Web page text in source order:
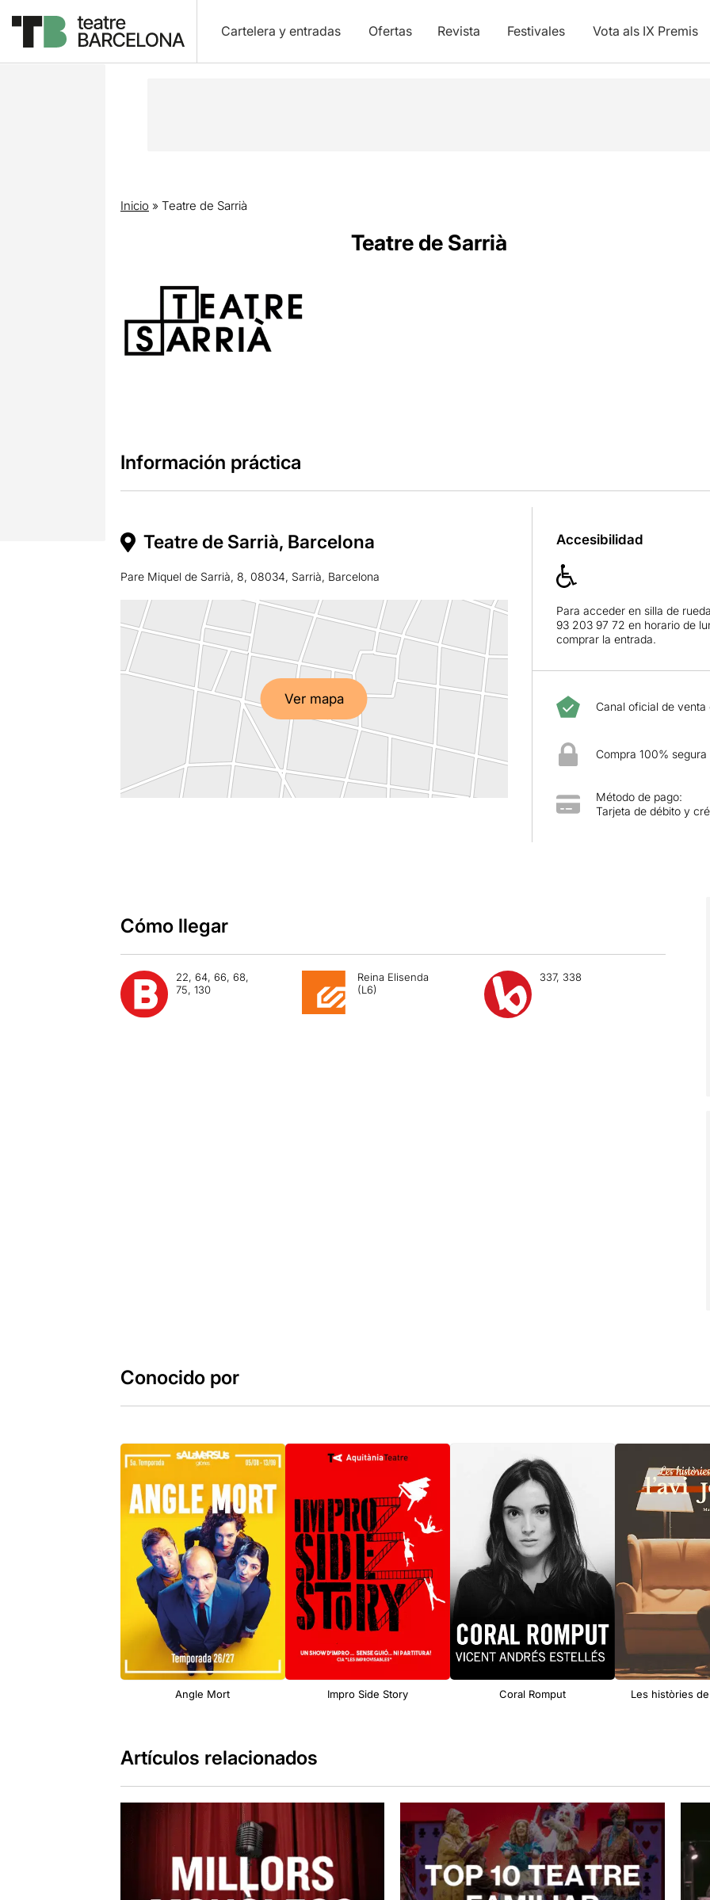
Cartelera y entradas Ofertas Revista Festivales Vota als IX Premis
Inicio » Teatre de Sarrià
Teatre de Sarrià
Información práctica
Teatre de Sarrià, Barcelona
Pare Miquel de Sarrià, 8, 08034, Sarrià, Barcelona
Ver mapa
Accesibilidad
Para acceder en silla de
93 203 97 72 en horario de
comprar la entrada.
Canal oficial de venta
Compra 100% segura
Método de pago:
Tarjeta de débito y
Cómo llegar
22, 64, 66, 68,
75, 130
Reina Elisenda
(L6)
337, 338
Conocido por
Angle Mort Impro Side Story Coral Romput Les històries de
Artículos relacionados